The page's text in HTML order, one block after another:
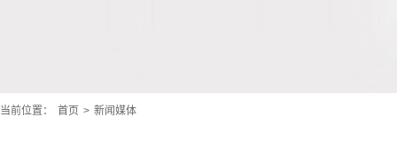
当前位置： 首页 > 新闻媒体